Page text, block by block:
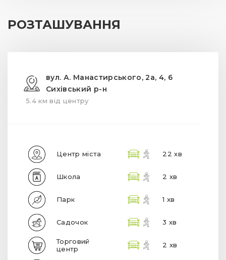
РОЗТАШУВАННЯ
вул. А. Манастирського, 2а, 4, 6
Сихівський р-н
5.4 км від центру
Центр міста 22 хв
Школа 2 хв
Парк 1 хв
Садочок 3 хв
Торговий
центр
2 хв